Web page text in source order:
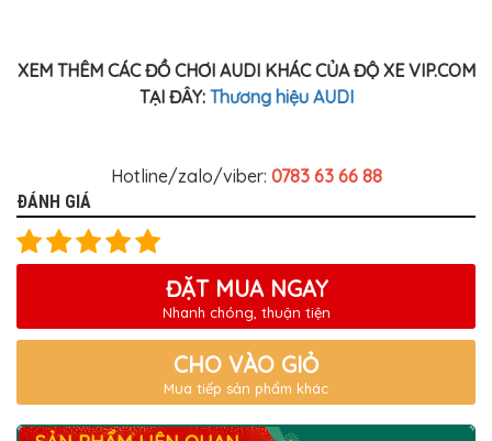
XEM THÊM CÁC ĐỒ CHƠI AUDI KHÁC CỦA ĐỘ XE VIP.COM
TẠI ĐÂY: Thương hiệu AUDI
Hotline/zalo/viber: 0783 63 66 88
ĐÁNH GIÁ
ĐẶT MUA NGAY
Nhanh chóng, thuận tiện
CHO VÀO GIỎ
Mua tiếp sản phẩm khác